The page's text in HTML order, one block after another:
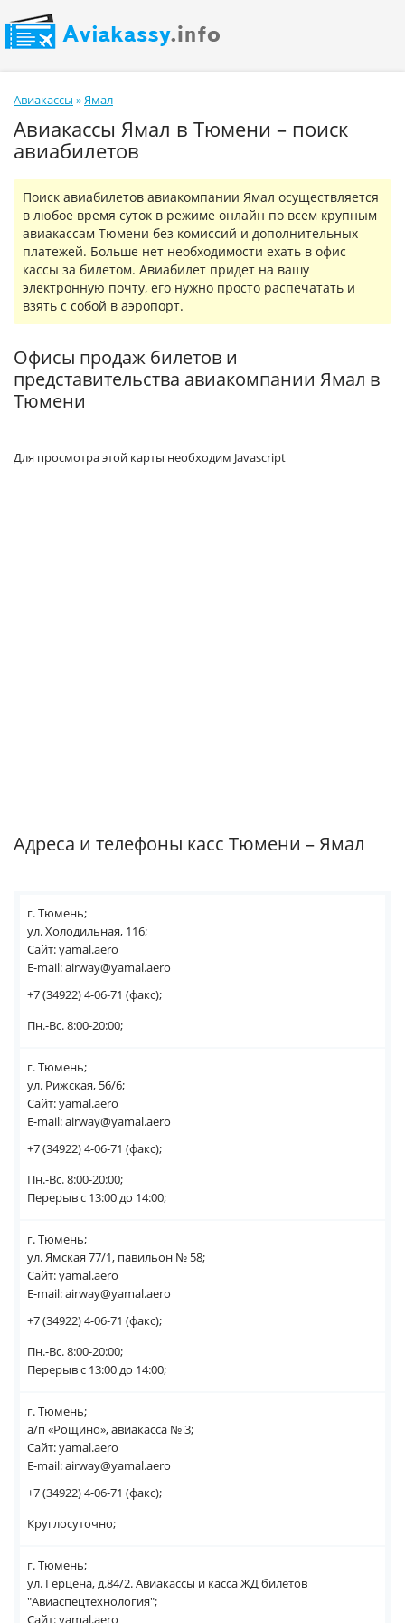
Авиакассы »Ямал
Авиакассы Ямал в Тюмени – поиск
авиабилетов
Поиск авиабилетов авиакомпании Ямал осуществляется
в любое время суток в режиме онлайн по всем крупным
авиакассам Тюмени без комиссий и дополнительных
платежей. Больше нет необходимости ехать в офис
кассы за билетом. Авиабилет придет на вашу
электронную почту, его нужно просто распечатать и
взять с собой в аэропорт.
Офисы продаж билетов и
представительства авиакомпании Ямал в
Тюмени
Для просмотра этой карты необходим Javascript
Адреса и телефоны касс Тюмени – Ямал
г. Тюмень;
ул. Холодильная, 116;
Сайт: yamal.aero
E-mail: airway@yamal.aero
+7 (34922) 4-06-71 (факс);
Пн.-Вс. 8:00-20:00;
г. Тюмень;
ул. Рижская, 56/6;
Сайт: yamal.aero
E-mail: airway@yamal.aero
+7 (34922) 4-06-71 (факс);
Пн.-Вс. 8:00-20:00;
Перерыв с 13:00 до 14:00;
г. Тюмень;
ул. Ямская 77/1, павильон № 58;
Сайт: yamal.aero
E-mail: airway@yamal.aero
+7 (34922) 4-06-71 (факс);
Пн.-Вс. 8:00-20:00;
Перерыв с 13:00 до 14:00;
г. Тюмень;
а/п «Рощино», авиакасса № 3;
Сайт: yamal.aero
E-mail: airway@yamal.aero
+7 (34922) 4-06-71 (факс);
Круглосуточно;
г. Тюмень;
ул. Герцена, д.84/2. Авиакассы и касса ЖД билетов
"Авиаспецтехнология";
Сайт: yamal.aero